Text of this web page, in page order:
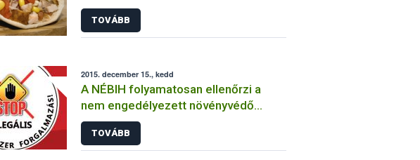
TOVÁBB
2015. december 15., kedd
A NÉBIH folyamatosan ellenőrzi a
nem engedélyezett növényvédő
szerek forgalmazását és
felhasználását
TOVÁBB